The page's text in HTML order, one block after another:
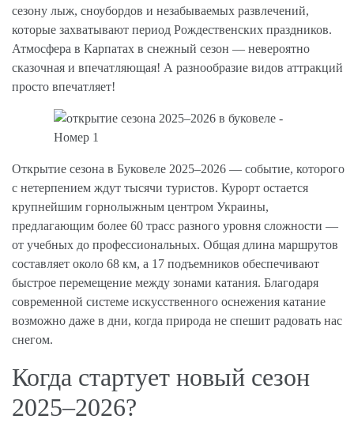
сезону лыж, сноубордов и незабываемых развлечений,
которые захватывают период Рождественских праздников.
Атмосфера в Карпатах в снежный сезон — невероятно
сказочная и впечатляющая! А разнообразие видов аттракций
просто впечатляет!
Открытие сезона в Буковеле 2025–2026 — событие, которого
с нетерпением ждут тысячи туристов. Курорт остается
крупнейшим горнолыжным центром Украины,
предлагающим более 60 трасс разного уровня сложности —
от учебных до профессиональных. Общая длина маршрутов
составляет около 68 км, а 17 подъемников обеспечивают
быстрое перемещение между зонами катания. Благодаря
современной системе искусственного оснежения катание
возможно даже в дни, когда природа не спешит радовать нас
снегом.
Когда стартует новый сезон
2025–2026?